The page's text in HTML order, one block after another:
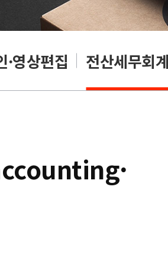
·영상편집 전산세무회